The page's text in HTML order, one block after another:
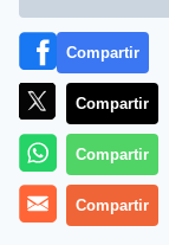
Más información
Compartir
Compartir
Compartir
Compartir